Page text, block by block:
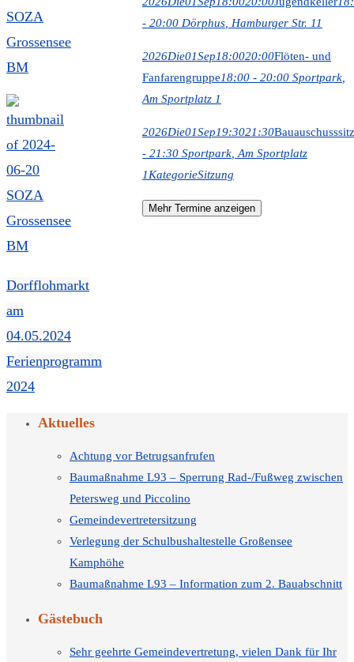
SOZA
Grossensee
BM
Dorfflohmarkt
am
04.05.2024
Ferienprogramm
2024
- 20:00 Dörphus , Hamburger Str. 11
2026Die01Sep18:0020:00Flöten- und
Fanfarengruppe18:00 - 20:00 Sportpark
Am Sportplatz 1
2026Die01Sep19:3021:30
- 21:30 Sportpark , Am Sportplatz
1KategorieSitzung
Mehr Termine anzeigen
Aktuelles
Achtung vor Betrugsanfrufen
Baumaßnahme L93 – Sperrung Rad-/Fußweg zwischen
Petersweg und Piccolino
Gemeindevertretersitzung
Verlegung der Schulbushaltestelle Großensee
Kamphöhe
Baumaßnahme L93 – Information zum 2. Bauabschnitt
Gästebuch
Sehr geehrte Gemeindevertretung, vielen Dank für Ihr